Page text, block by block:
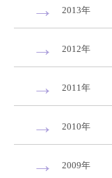
2013年
2012年
2011年
2010年
2009年